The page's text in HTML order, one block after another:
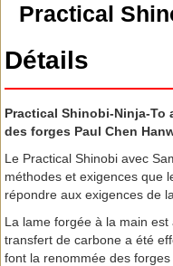
Practical
Détails
Practical Shinobi-Ninja-To
des forges Paul Chen
Le Practical Shinobi avec
méthodes et exigences que
répondre aux exigences de
La lame forgée à la main
transfert de carbone a été
font la renommée des forges